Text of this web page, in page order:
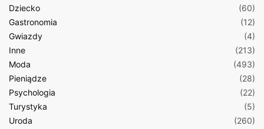
Dziecko
(60)
Gastronomia
(12)
Gwiazdy
(4)
Inne
(213)
Moda
(493)
Pieniądze
(28)
Psychologia
(22)
Turystyka
(5)
Uroda
(260)